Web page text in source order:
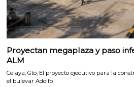
Proyectan megaplaza y paso
ALM
Celaya, Gto; El proyecto ejecutivo para la
el bulevar Adolfo